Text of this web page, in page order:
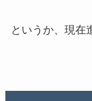
というか、現在